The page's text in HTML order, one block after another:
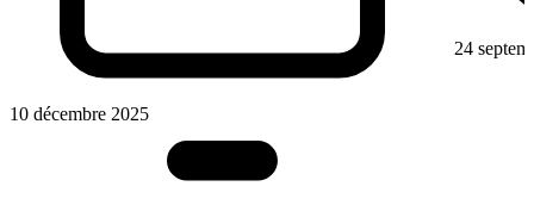
10 décembre 2025
24